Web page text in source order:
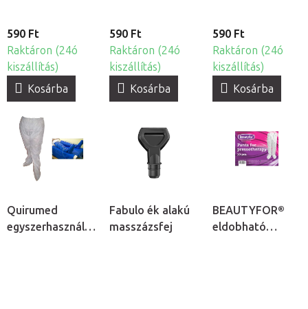
590 Ft
Raktáron (24ó
kiszállítás)
Kosárba
590 Ft
Raktáron (24ó
kiszállítás)
Kosárba
590 Ft
Raktáron (24ó
kiszállítás)
Kosárba
Quirumed
egyszerhasználatos
Fabulo ék alakú
masszázsfej
BEAUTYFOR®
eldobható